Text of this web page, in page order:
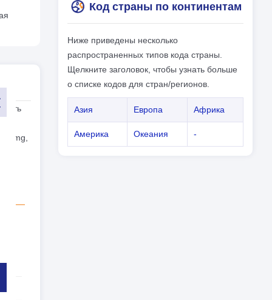
.mg,
Код страны по континентам
Ниже приведены несколько
распространенных типов кода страны.
Щелкните заголовок, чтобы узнать больше
о списке кодов для стран/регионов.
Азия Европа Африка
Америка Океания -